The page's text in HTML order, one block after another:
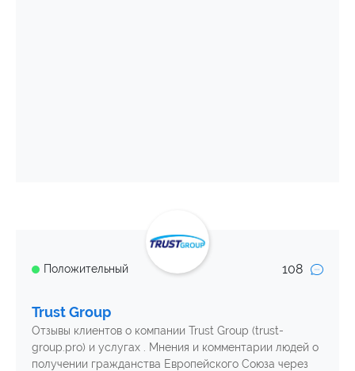
Положительный 108
Trust Group
Отзывы клиентов о компании Trust Group (trust-
group.pro) и услугах . Мнения и комментарии людей о
получении гражданства Европейского Союза через